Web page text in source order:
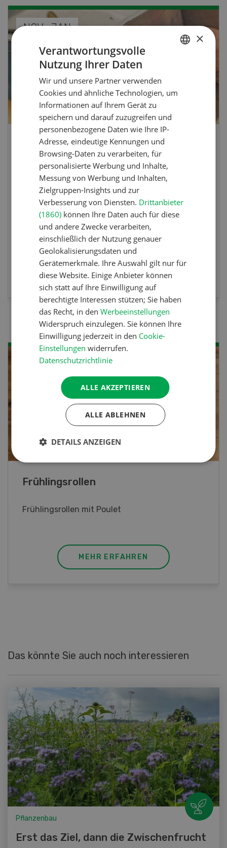
SEP
10-11
Demo Days 2026
Die Keller Forstmaschinen laden zu den
DemoDays 2026 nach Wiedlisbach zu Live-
Demonstrationen und der CH-Premiere des
neuen 8-Rad-Forwarders ein.
MEHR ZUR VERANSTALTUNG
Kalbsgeschnetzeltes mit Apfelsauce
Kalbsgeschnetzeltes mit Apfelsauce, Kräuter
MEHR ERFAHREN
Das könnte Sie auch noch interessieren
Pflanzenbau
Erst das Ziel, dann die Zwischenfrucht
×
Verantwortungsvolle
Nutzung Ihrer Daten
Wir und unsere Partner verwenden
Cookies und ähnliche Technologien, um
Informationen auf Ihrem Gerät zu
speichern und darauf zuzugreifen und
personenbezogene Daten wie Ihre IP-
Adresse, eindeutige Kennungen und
Browsing-Daten zu verarbeiten, für
personalisierte Werbung und Inhalte,
Messung von Werbung und Inhalten,
Zielgruppen-Insights und zur
Verbesserung von Diensten. Drittanbieter
(1860) können Ihre Daten auch für diese
und andere Zwecke verarbeiten,
einschließlich der Nutzung genauer
Geolokalisierungsdaten und
Gerätemerkmale. Ihre Auswahl gilt nur für
diese Website. Einige Anbieter können
sich statt auf Ihre Einwilligung auf
berechtigte Interessen stützen; Sie haben
das Recht, in denWerbeeinstellungen
Widerspruch einzulegen. Sie können Ihre
Einwilligung jederzeit in den Cookie-
Einstellungen widerrufen.
Datenschutzrichtlinie
ALLE AKZEPTIEREN
ALLE ABLEHNEN
DETAILS ANZEIGEN